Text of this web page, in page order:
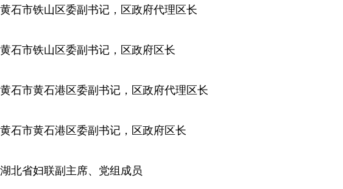
石市铁山区委副书记，区政府代理区长
石市铁山区委副书记，区政府区长
石市黄石港区委副书记，区政府代理区长
石市黄石港区委副书记，区政府区长
北省妇联副主席、党组成员